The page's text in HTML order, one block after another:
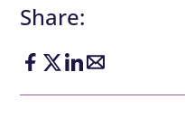
Share: